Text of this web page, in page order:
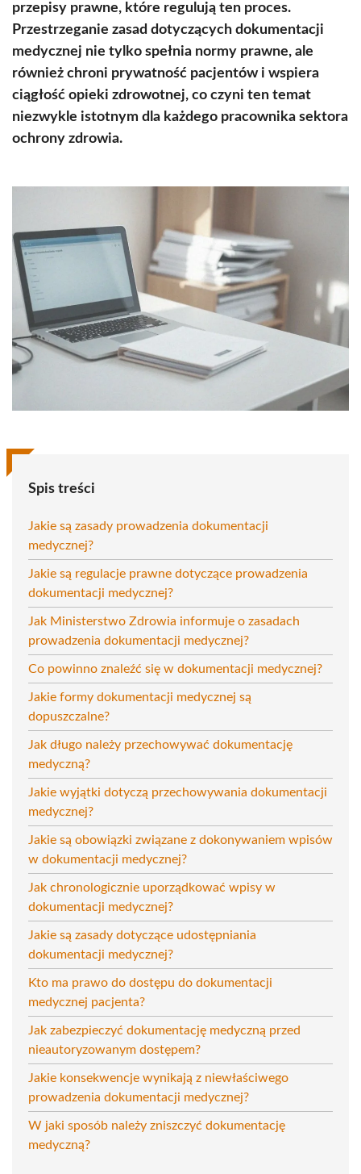
przepisy prawne, które regulują ten proces.
Przestrzeganie zasad dotyczących dokumentacji
medycznej nie tylko spełnia normy prawne, ale
również chroni prywatność pacjentów i wspiera
ciągłość opieki zdrowotnej, co czyni ten temat
niezwykle istotnym dla każdego pracownika sektora
ochrony zdrowia.
Spis treści
Jakie są zasady prowadzenia dokumentacji
medycznej?
Jakie są regulacje prawne dotyczące prowadzenia
dokumentacji medycznej?
Jak Ministerstwo Zdrowia informuje o zasadach
prowadzenia dokumentacji medycznej?
Co powinno znaleźć się w dokumentacji medycznej?
Jakie formy dokumentacji medycznej są
dopuszczalne?
Jak długo należy przechowywać dokumentację
medyczną?
Jakie wyjątki dotyczą przechowywania dokumentacji
medycznej?
Jakie są obowiązki związane z dokonywaniem wpisów
w dokumentacji medycznej?
Jak chronologicznie uporządkować wpisy w
dokumentacji medycznej?
Jakie są zasady dotyczące udostępniania
dokumentacji medycznej?
Kto ma prawo do dostępu do dokumentacji
medycznej pacjenta?
Jak zabezpieczyć dokumentację medyczną przed
nieautoryzowanym dostępem?
Jakie konsekwencje wynikają z niewłaściwego
prowadzenia dokumentacji medycznej?
W jaki sposób należy zniszczyć dokumentację
medyczną?